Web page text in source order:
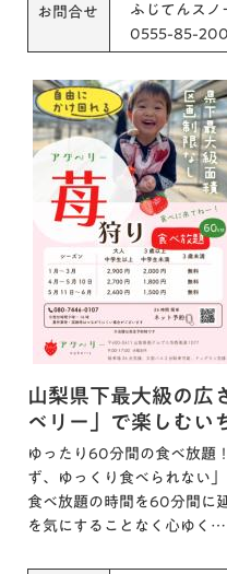
お問合せ
ふじてんスノ
0555-85-
山梨県下最大級の広
ベリー」で楽しむい
ゆったり60分間の食べ放題
ず、ゆっくり食べられない
食べ放題の時間を60分間に
を気にすることなく心ゆく…